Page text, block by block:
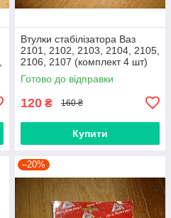
Втулки стабілізатора Ваз
2101, 2102, 2103, 2104, 2105,
2106, 2107 (комплект 4 шт)
виробник Gumex, Польща
Готово до відправки
120 ₴ 160 ₴
Купити
–20%